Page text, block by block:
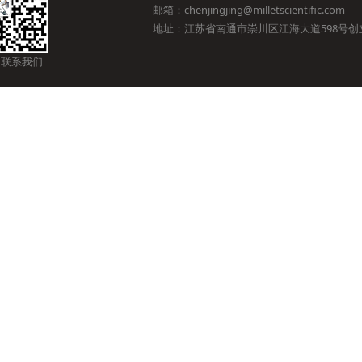
系我们
邮箱：chenjingjing@milletscientific.com
地址：江苏省南通市崇川区江海大道598号